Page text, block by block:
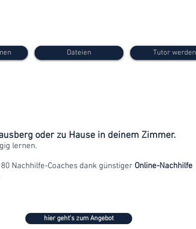
Dateien Tutor werden
oder zu Hause in deinem Zimmer.
lernen.
Nachhilfe-Coaches dank günstiger Online-Nachhilfe
hier geht's zum Angebot